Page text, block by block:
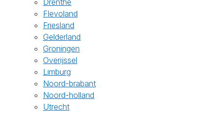
Drenthe
Flevoland
Friesland
Gelderland
Groningen
Overijssel
Limburg
Noord-brabant
Noord-holland
Utrecht